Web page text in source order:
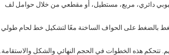
دائري، مربع، مستطيل، أو مقطعي من خلال حوامل لف
بالضغط على الحواف الساخنة معًا لتشكيل خط لحام طولي
تتحكم هذه الخطوات في الحجم النهائي والشكل والاستقامة.